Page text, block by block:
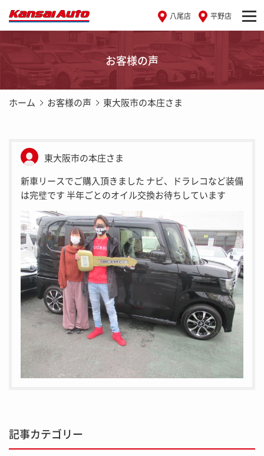
八尾店 平野店
お客様の声
ホーム お客様の声 東大阪市の本庄さま
東大阪市の本庄さま
新車リースでご購入頂きました ナビ、ドラレコなど装備
は完璧です 半年ごとのオイル交換お待ちしています
記事カテゴリー